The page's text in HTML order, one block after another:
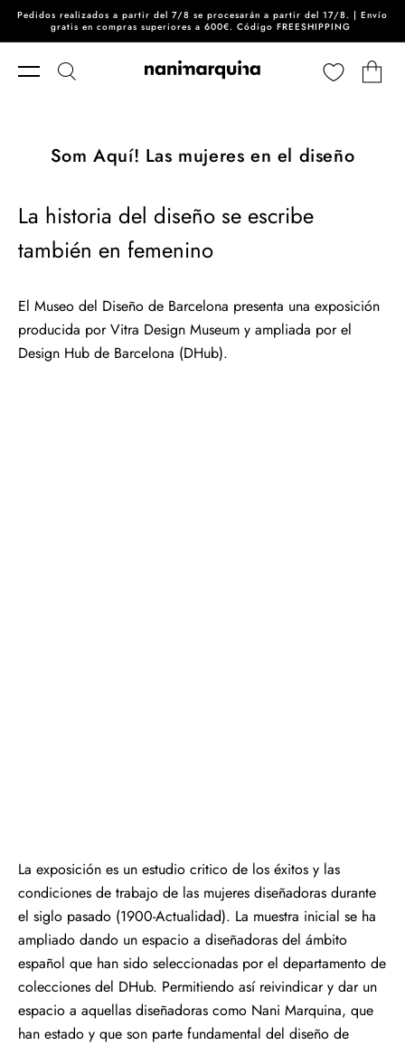
Ir directamente al contenido
Pedidos realizados a partir del 7/8 se procesarán a partir del 17/8. | Envío
gratis en compras superiores a 600€. Código FREESHIPPING
Carrito
Som Aquí! Las mujeres en el diseño
La historia del diseño se escribe
también en femenino
El Museo del Diseño de Barcelona presenta una exposición
producida por Vitra Design Museum y ampliada por el
Design Hub de Barcelona (DHub).
La exposición es un estudio critico de los éxitos y las
condiciones de trabajo de las mujeres diseñadoras durante
el siglo pasado (1900-Actualidad). La muestra inicial se ha
ampliado dando un espacio a diseñadoras del ámbito
español que han sido seleccionadas por el departamento de
colecciones del DHub. Permitiendo así reivindicar y dar un
espacio a aquellas diseñadoras como Nani Marquina, que
han estado y que son parte fundamental del diseño de